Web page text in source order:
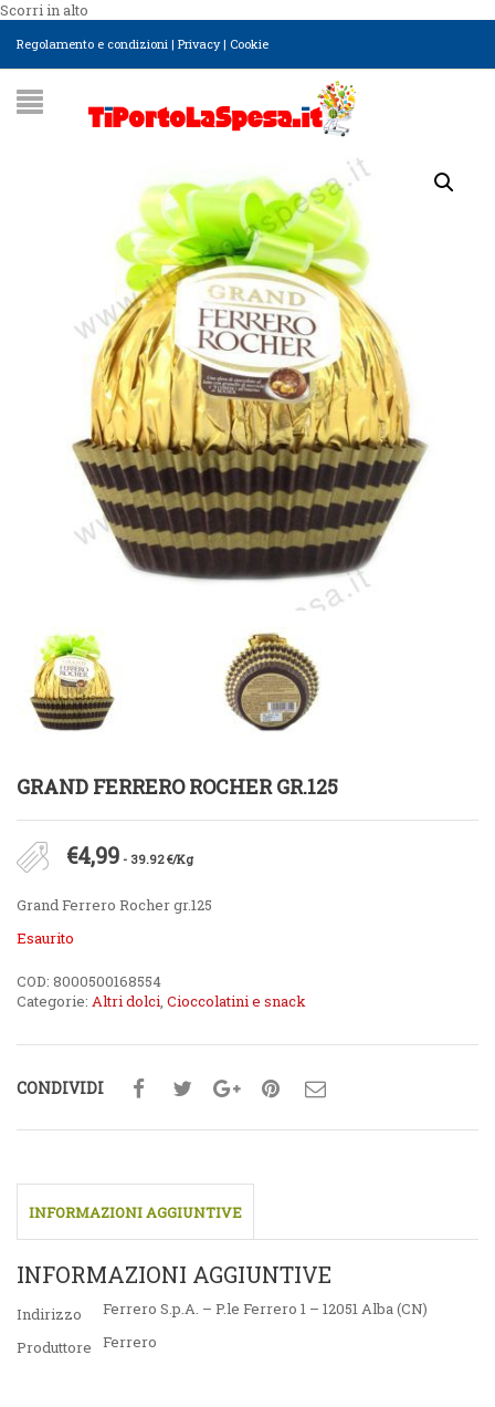
Scorri in alto
Regolamento e condizioni | Privacy| Cookie
GRAND FERRERO ROCHER GR.125
€4,99 - 39.92 €/Kg
Grand Ferrero Rocher gr.125
Esaurito
COD: 8000500168554
Categorie: Altri dolci, Cioccolatini e snack
CONDIVIDI
INFORMAZIONI AGGIUNTIVE
INFORMAZIONI AGGIUNTIVE
Indirizzo
Ferrero S.p.A. – P.le Ferrero 1 – 12051 Alba (CN)
Produttore
Ferrero